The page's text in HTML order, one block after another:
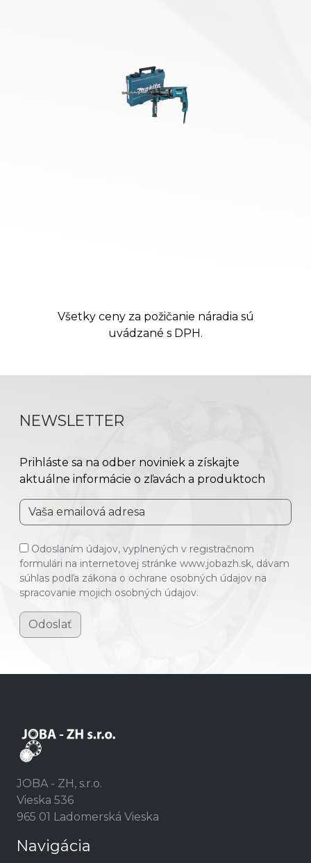
Všetky ceny za požičanie náradia sú
uvádzané s DPH.
NEWSLETTER
Prihláste sa na odber noviniek a získajte
aktuálne informácie o zľavách a produktoch
Odoslaním údajov, vyplnených v registračnom
formulári na internetovej stránke www.jobazh.sk, dávam
súhlas podľa zákona o ochrane osobných údajov na
spracovanie mojich osobných údajov.
Odoslať
JOBA - ZH, s.r.o.
Vieska 536
965 01 Ladomerská Vieska
Navigácia